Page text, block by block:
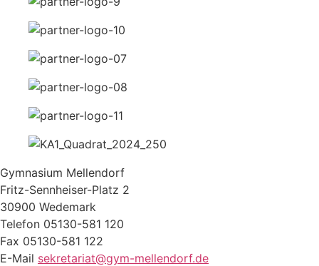
Gymnasium Mellendorf
Fritz-Sennheiser-Platz 2
30900 Wedemark
Telefon 05130-581 120
Fax 05130-581 122
E-Mail sekretariat@gym-mellendorf.de